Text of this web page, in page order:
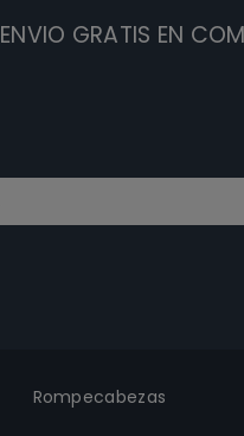
ENVIO GRATIS EN
Rompecabezas